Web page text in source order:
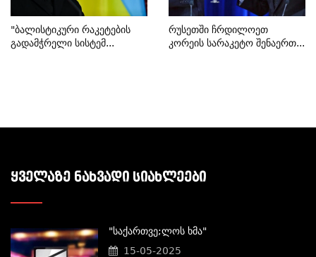
"ბალისტიკური Რაკეტების
Გადამჭრელი Სისტემ...
Რუსეთში Ჩრდილოეთ
Კორეის Სარაკეტო Შენაერთ...
ᲧᲕᲔᲚᲐᲖᲔ ᲜᲐᲮᲕᲐᲓᲘ ᲡᲘᲐᲮᲚᲔᲔᲑᲘ
"საქართვე;ლოს Ხმა"
15-05-2025